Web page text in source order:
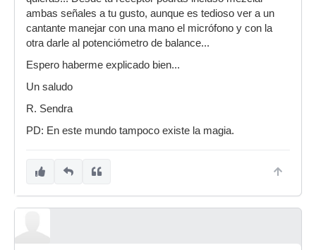
ambas señales a tu gusto, aunque es tedioso ver a un
cantante manejar con una mano el micrófono y con la
otra darle al potenciómetro de balance...
Espero haberme explicado bien...
Un saludo
R. Sendra
PD: En este mundo tampoco existe la magia.